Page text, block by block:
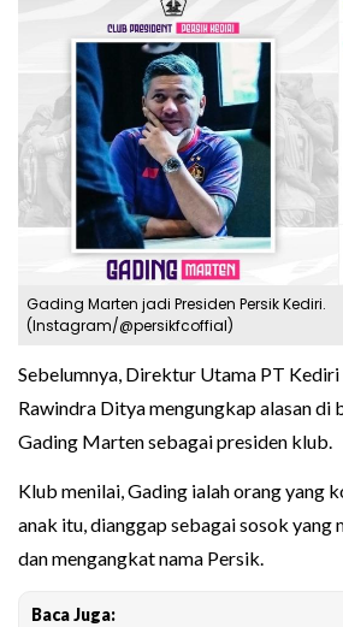
Gading Marten jadi Presiden Persik Kediri.
(Instagram/@persikfcoffial)
Sebelumnya, Direktur Utama PT
Rawindra Ditya mengungkap alasan di
Gading Marten sebagai presiden klub.
Klub menilai, Gading ialah orang yang
anak itu, dianggap sebagai sosok yang
dan mengangkat nama Persik.
Baca Juga: